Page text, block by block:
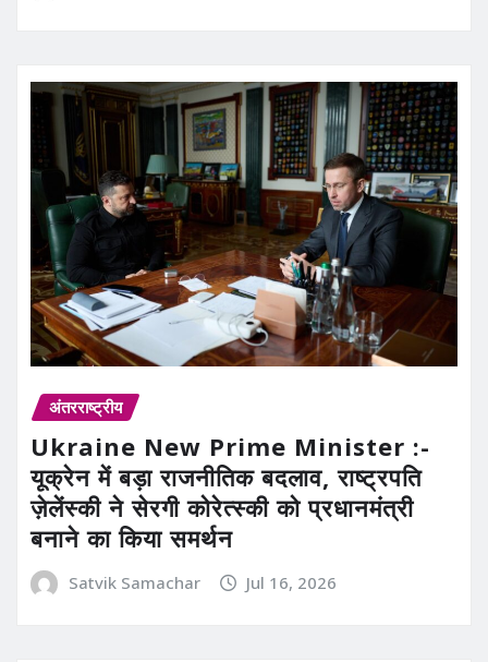
अंतरराष्ट्रीय
Ukraine New Prime Minister :-
यूक्रेन में बड़ा राजनीतिक बदलाव, राष्ट्रपति
ज़ेलेंस्की ने सेरगी कोरेत्स्की को प्रधानमंत्री
बनाने का किया समर्थन
Satvik Samachar Jul 16, 2026